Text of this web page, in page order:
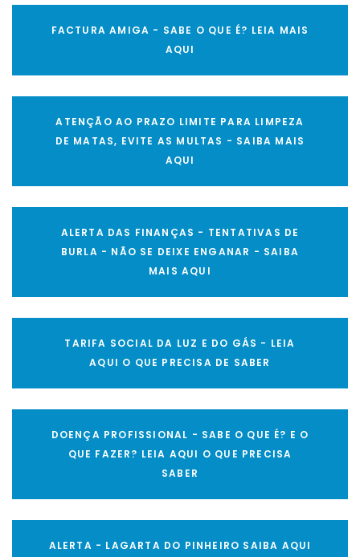
FACTURA AMIGA - SABE O QUE É? LEIA MAIS
AQUI
ATENÇÃO AO PRAZO LIMITE PARA LIMPEZA
DE MATAS, EVITE AS MULTAS - SAIBA MAIS
AQUI
ALERTA DAS FINANÇAS - TENTATIVAS DE
BURLA - NÃO SE DEIXE ENGANAR - SAIBA
MAIS AQUI
TARIFA SOCIAL DA LUZ E DO GÁS - LEIA
AQUI O QUE PRECISA DE SABER
DOENÇA PROFISSIONAL - SABE O QUE É? E O
QUE FAZER? LEIA AQUI O QUE PRECISA
SABER
ALERTA - LAGARTA DO PINHEIRO SAIBA AQUI